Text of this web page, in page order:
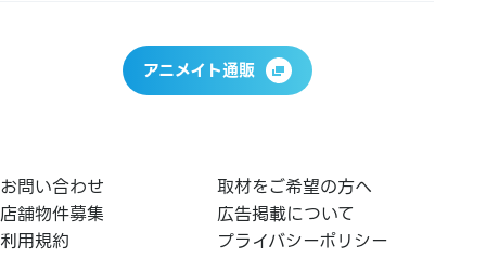
アニメイト通販
お問い合わせ
取材をご希望の方へ
店舗物件募集
広告掲載について
利用規約
プライバシーポリシー